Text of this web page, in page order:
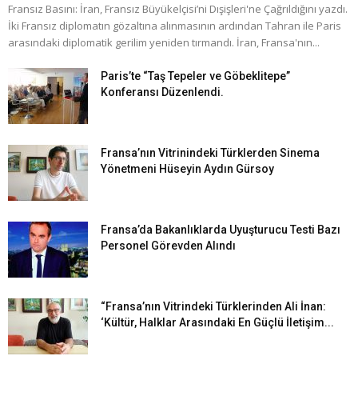
Fransız Basını: İran, Fransız Büyükelçisi’ni Dışişleri'ne Çağrıldığını yazdı.
İki Fransız diplomatın gözaltına alınmasının ardından Tahran ile Paris
arasındaki diplomatik gerilim yeniden tırmandı. İran, Fransa'nın...
Paris’te “Taş Tepeler ve Göbeklitepe”
Konferansı Düzenlendi.
Fransa’nın Vitrinindeki Türklerden Sinema
Yönetmeni Hüseyin Aydın Gürsoy
Fransa’da Bakanlıklarda Uyuşturucu Testi Bazı
Personel Görevden Alındı
“Fransa’nın Vitrindeki Türklerinden Ali İnan:
‘Kültür, Halklar Arasındaki En Güçlü İletişim...